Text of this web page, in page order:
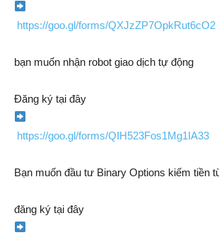
https://goo.gl/forms/QXJzZP7OpkRut6cO2
bạn muốn nhận robot giao dịch tự động
Đăng ký tại đây
https://goo.gl/forms/QIH523Fos1Mg1IA33
Bạn muốn đầu tư Binary Options kiếm tiền
đăng ký tại đây